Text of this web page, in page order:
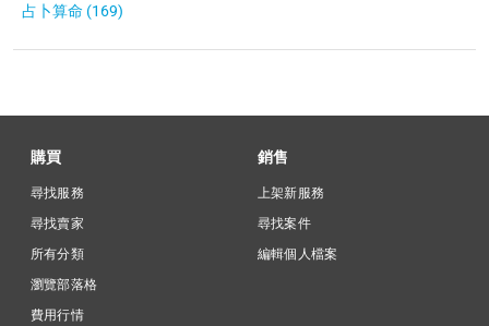
占卜算命 (169)
購買
尋找服務
尋找賣家
所有分類
瀏覽部落格
費用行情
銷售
上架新服務
尋找案件
編輯個人檔案